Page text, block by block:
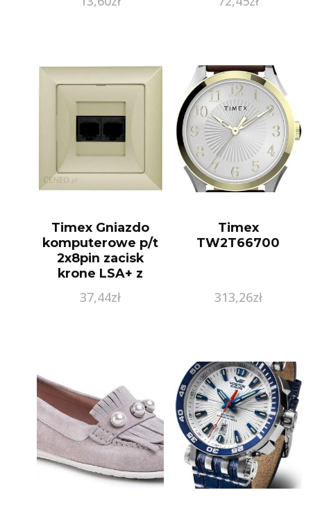
Timex Gniazdo
komputerowe p/t
2x8pin zacisk
krone LSA+ z
(GTP22OPPI)
37,44zł
Timex
TW2T66700
313,26zł